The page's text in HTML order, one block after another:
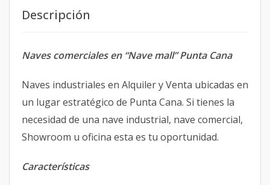
Descripción
Naves comerciales en “Nave mall” Punta Cana
Naves industriales en Alquiler y Venta ubicadas en
un lugar estratégico de Punta Cana. Si tienes la
necesidad de una nave industrial, nave comercial,
Showroom u oficina esta es tu oportunidad.
Características